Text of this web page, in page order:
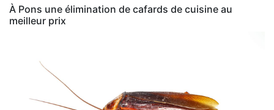
À Pons une élimination de cafards de cuisine au
meilleur prix